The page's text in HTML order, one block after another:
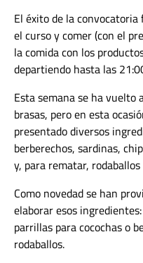
El éxito de la
el curso y comer (con el
la comida con los
departiendo hasta las
Esta semana se ha vuelto
brasas, pero en esta
presentado diversos
berberechos, sardinas,
y, para rematar,
Como novedad se han
elaborar esos
parrillas para cocochas o
rodaballos.